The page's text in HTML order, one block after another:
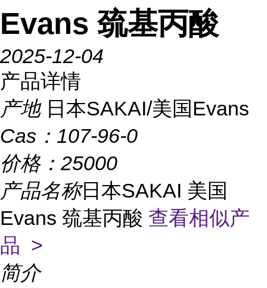
Evans 巯基丙酸
2025-12-04
产品详情
产地 日本SAKAI/美国Evans
Cas： 107-96-0
价格： 25000
产品名称日本SAKAI 美国
Evans 巯基丙酸 查看相似产
品 >
简介